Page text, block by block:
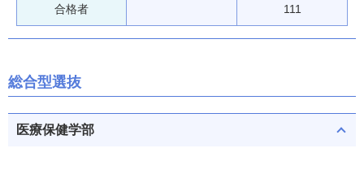
合格者 111
総合型選抜
医療保健学部